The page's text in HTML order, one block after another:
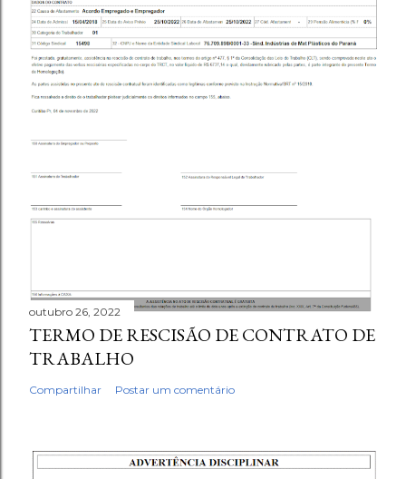
outubro 26, 2022
TERMO DE RESCISÃO DE CONTRATO DE
TRABALHO
Compartilhar Postar um comentário